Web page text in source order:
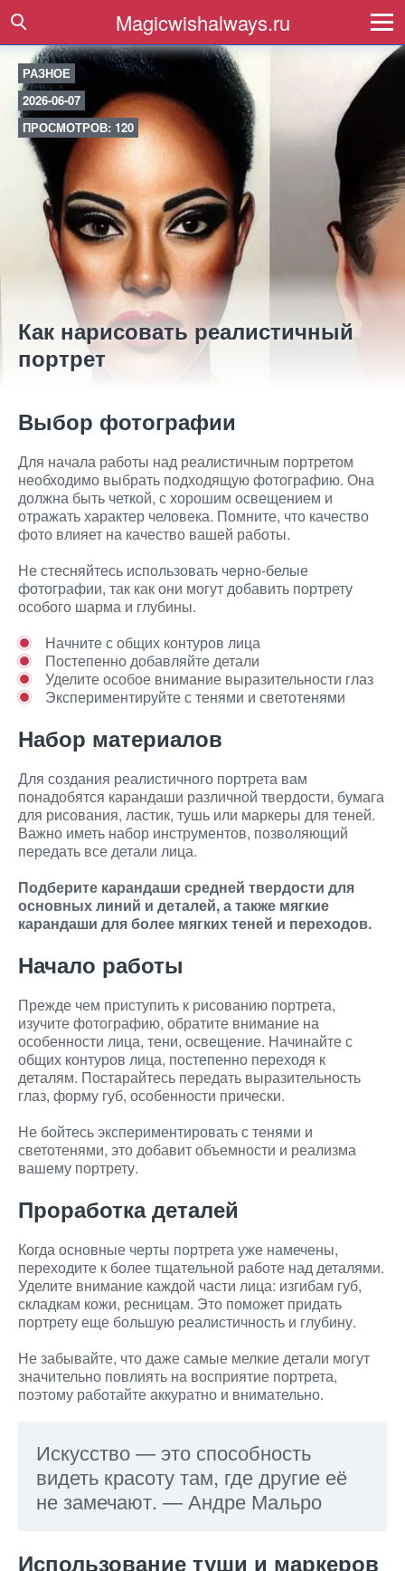
Magicwishalways.ru
РАЗНОЕ
2026-06-07
ПРОСМОТРОВ: 120
Как нарисовать реалистичный
портрет
Выбор фотографии
Для начала работы над реалистичным портретом
необходимо выбрать подходящую фотографию. Она
должна быть четкой, с хорошим освещением и
отражать характер человека. Помните, что качество
фото влияет на качество вашей работы.
Не стесняйтесь использовать черно-белые
фотографии, так как они могут добавить портрету
особого шарма и глубины.
Начните с общих контуров лица
Постепенно добавляйте детали
Уделите особое внимание выразительности глаз
Экспериментируйте с тенями и светотенями
Набор материалов
Для создания реалистичного портрета вам
понадобятся карандаши различной твердости, бумага
для рисования, ластик, тушь или маркеры для теней.
Важно иметь набор инструментов, позволяющий
передать все детали лица.
Подберите карандаши средней твердости для
основных линий и деталей, а также мягкие
карандаши для более мягких теней и переходов.
Начало работы
Прежде чем приступить к рисованию портрета,
изучите фотографию, обратите внимание на
особенности лица, тени, освещение. Начинайте с
общих контуров лица, постепенно переходя к
деталям. Постарайтесь передать выразительность
глаз, форму губ, особенности прически.
Не бойтесь экспериментировать с тенями и
светотенями, это добавит объемности и реализма
вашему портрету.
Проработка деталей
Когда основные черты портрета уже намечены,
переходите к более тщательной работе над деталями.
Уделите внимание каждой части лица: изгибам губ,
складкам кожи, ресницам. Это поможет придать
портрету еще большую реалистичность и глубину.
Не забывайте, что даже самые мелкие детали могут
значительно повлиять на восприятие портрета,
поэтому работайте аккуратно и внимательно.
Искусство — это способность
видеть красоту там, где другие её
не замечают. — Андре Мальро
Использование туши и маркеров